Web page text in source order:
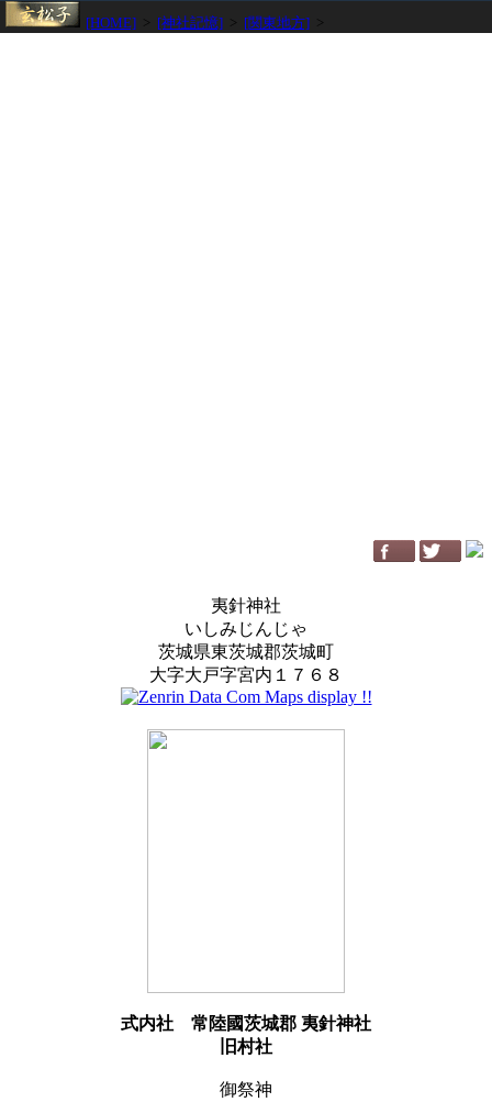
[HOME] [神社記憶] [関東地方]
夷針神社
いしみじんじゃ
茨城県東茨城郡茨城町
大字大戸字宮内１７６８
式内社
常陸國茨城郡 夷針神社
旧村社
御祭神